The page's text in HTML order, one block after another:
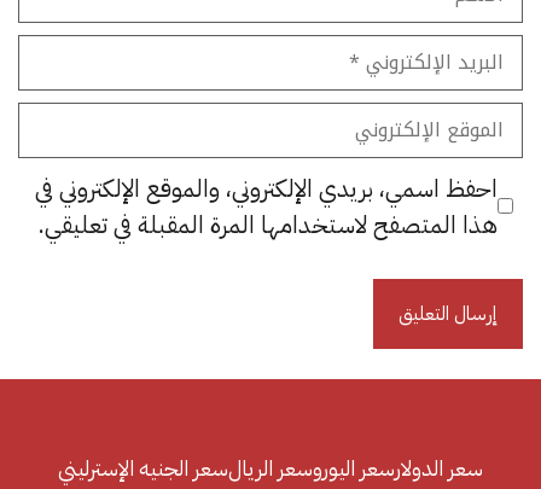
البريد
الإلكتروني
الموقع
الإلكتروني
احفظ اسمي، بريدي الإلكتروني، والموقع الإلكتروني في
هذا المتصفح لاستخدامها المرة المقبلة في تعليقي.
سعر الدولارسعر اليوروسعر الريالسعر الجنيه الإسترليني